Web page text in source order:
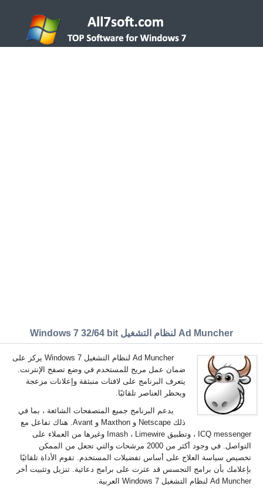
Ad Muncher لنظام التشغيل Windows 7 32/64 bit
Ad Muncher لنظام التشغيل Windows 7 يركز على
ضمان عمل مريح للمستخدم في وضع تصفح الإنترنت.
يتعرف البرنامج على لافتات منبثقة وإعلانات مزعجة
ويحظر العناصر تلقائيًا.
يدعم البرنامج جميع المتصفحات الشائعة ، بما في
ذلك Netscape و Maxthon و Avant. هناك تفاعل مع
ICQ messenger ، وتطبيق Imash ، Limewire وغيرها من العملاء على
التواصل. في وجود أكثر من 2000 مرشحات والتي تجعل من الممكن
تخصيص سياسة العلاج على أساس تفضيلات المستخدم. تقوم الأداة تلقائيًا
بإعلامك بأن برامج التجسس قد عثرت على برامج دعائية. تنزيل وتثبيت أخر
Ad Muncher لنظام التشغيل Windows 7 العربية.